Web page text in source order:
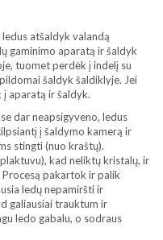
ledus atšaldyk valandą
gaminimo aparatą ir šaldyk
tuomet perdėk į indelį su
šaldyk šaldiklyje. Jei
į aparatą ir šaldyk.
dar neapsigyveno, ledus
į šaldymo kamerą ir
stingti (nuo kraštų).
kad neliktų kristalų, ir
pakartok ir palik
ledų nepamiršti ir
galiausiai trauktum ir
ledo gabalu, o sodraus